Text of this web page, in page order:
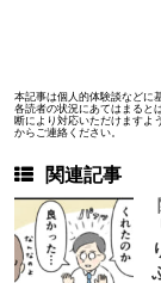
本記事は個人的体験談などに
各読者の状況にあてはまると
断により対応いただけますよ
からご連絡ください。
関連記事